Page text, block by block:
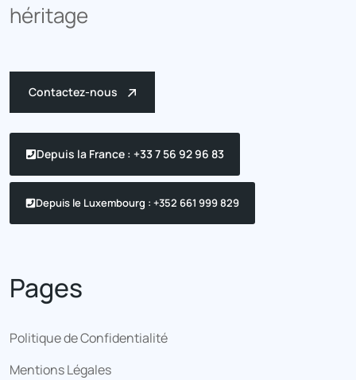
héritage
Contactez-nous
Depuis la France : +33 7 56 92 96 83
Depuis le Luxembourg : +352 661 999 829
Pages
Politique de Confidentialité
Mentions Légales